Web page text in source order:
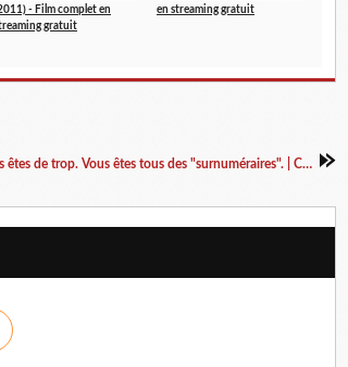
- Film complet en
gratuit
en streaming gratuit
Vous êtes de trop. Vous êtes tous des "surnuméraires". | Charles Sannat